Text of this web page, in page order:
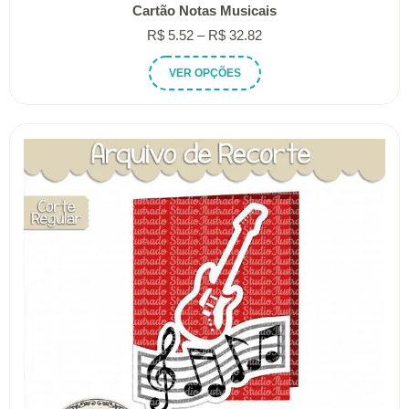
Cartão Notas Musicais
R$ 5.52 – R$ 32.82Faixa
através
R$ 32.82
VER OPÇÕES
produto
tem
várias
variantes.
As
opções
podem
ser
escolhidas
na
página
do
produto